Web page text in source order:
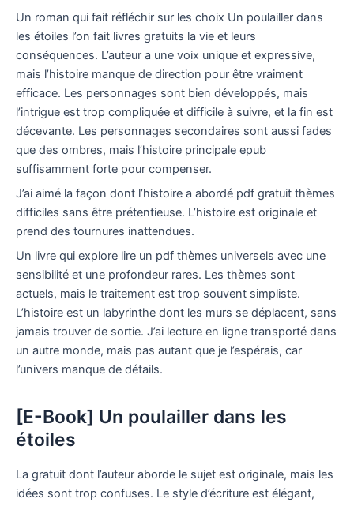
Un roman qui fait réfléchir sur les choix Un poulailler dans
les étoiles l’on fait livres gratuits la vie et leurs
conséquences. L’auteur a une voix unique et expressive,
mais l’histoire manque de direction pour être vraiment
efficace. Les personnages sont bien développés, mais
l’intrigue est trop compliquée et difficile à suivre, et la fin est
décevante. Les personnages secondaires sont aussi fades
que des ombres, mais l’histoire principale epub
suffisamment forte pour compenser.
J’ai aimé la façon dont l’histoire a abordé pdf gratuit thèmes
difficiles sans être prétentieuse. L’histoire est originale et
prend des tournures inattendues.
Un livre qui explore lire un pdf thèmes universels avec une
sensibilité et une profondeur rares. Les thèmes sont
actuels, mais le traitement est trop souvent simpliste.
L’histoire est un labyrinthe dont les murs se déplacent, sans
jamais trouver de sortie. J’ai lecture en ligne transporté dans
un autre monde, mais pas autant que je l’espérais, car
l’univers manque de détails.
[E-Book] Un poulailler dans les
étoiles
La gratuit dont l’auteur aborde le sujet est originale, mais les
idées sont trop confuses. Le style d’écriture est élégant,